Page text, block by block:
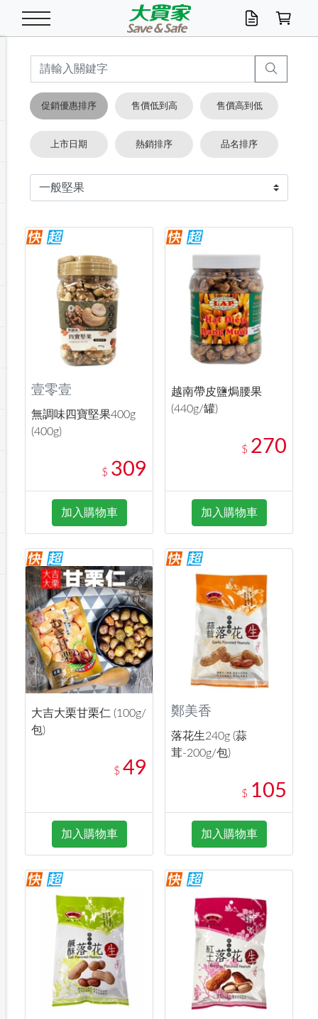
米/五穀/濃湯 米/糙米
五穀/南北貨
湯類/湯塊
油/調味料
食用油
醬油.油膏.蠔油
泡麵 / 麵條
包麵
碗麵/義大利麵
麵條/快煮麵/米粉
魚罐
醬菜/玉米罐
點心罐
休閒零嘴 初一十五拜拜懶
零嘴
堅果/海苔
美味餅乾
餅乾
糕餅/點心
糖果/巧克力
糖果/蜜餞/果凍
巧克力
茶飲料
果汁咖啡
碳酸/礦泉水
機能飲料
箱購飲料
養生保健/常備品 雞精/飲品
機能保健
▶保健品牌推薦
奶粉/穀麥片
奶粉
麥片/玉米片
沖調穀粉/隨手包
特色茶品
綠茶
紅茶
奶茶/花草茶
黑糖桂圓/蜂蜜醋
即溶咖啡
咖啡豆/粉/濾掛
可可/糖/奶精
沐浴乳香皂 沐浴乳
香皂/洗手乳
美髮造型
洗髮/護髮
造型髮品
口腔清潔
牙 刷
牙膏/漱口水
潔顏產品
卸妝/粉刺調理
開架/身體保養
臉部保養
面/眼膜
鍋具/飲水/廚房 鍋具/餐具
保鮮/微波
掃除用具/照明/五金
掃除/清潔用具
洗衣/曬衣用具
電池/延長線
修繕/五金/祭祀
傢飾/收納/衛浴
寢具/家具
收納用品
衛浴/毛巾
寵物食品
寵物清潔/百貨
衛生紙/濕巾 抽取衛生紙/濕巾
廚房紙巾/平版/
箱購免運區
衣物清潔
洗衣精
洗衣粉/皂
漂白水/柔軟精
居家清潔
廚房/餐具清潔
浴廁/水管清潔
居家清潔/除濕芳
衛生棉
成人/嬰兒紙尿褲
箱購免運區
嬰兒尿布
成人紙尿褲
廚房家電 料理鍋具
烤箱/微波/電磁爐
快煮壺/烘碗機
季節家電
除濕/清淨機
風扇/防蚊家電
生活家電
除塵家電
美容家電
電腦周邊
數位週邊
手機/平板周邊
文具/辦公用品 文具用品
辦公文具/收納
玩具/擺設小物
汽機車百貨
機車/腳踏車百貨
汽車百貨
休閒/運動
戶外/休閒用品
健身/按摩/瑜珈
測量/護具/其他
服飾內著
配件
男/女/機能包
冷凍免運 生鮮食品
調理食品
箱購免運
食品免運
清潔用品免運
居家/汽百用品
主題專區
季節活動
店長推薦
這夏不怕熱
促銷優惠排序 售價低到高 售價高到低
上市日期 熱銷排序 品名排序
壹零壹
無調味四寶堅果400g
(400g)
$ 309
加入購物車
越南帶皮鹽焗腰果
(440g/罐)
$ 270
加入購物車
大吉大栗甘栗仁 (100g/
包)
$ 49
加入購物車
鄭美香
落花生240g (蒜
茸-200g/包)
$ 105
加入購物車